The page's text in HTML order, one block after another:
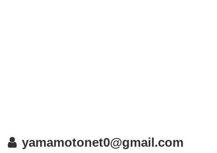
yamamotonet0@gmail.com